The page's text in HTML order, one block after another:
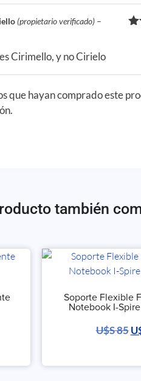
(propietario verificado) –
Cirimello, y no Cirielo
que hayan comprado este
también
Soporte Flexible
Notebook I-
U$S85